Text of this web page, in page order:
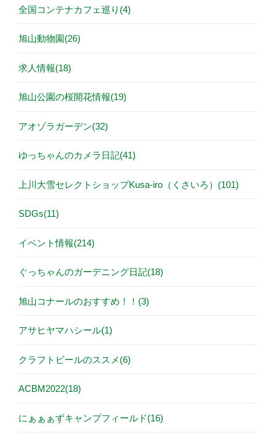
全国コンテナカフェ巡り(4)
旭山動物園(26)
求人情報(18)
旭山公園の桜開花情報(19)
アオゾラガーデン(32)
ゆっちゃんのカメラ日記(41)
上川大雪セレクトショップKusa-iro（くさいろ）(101)
SDGs(11)
イベント情報(214)
ぐっちゃんのガーデニング日記(18)
旭山コナールのおすすめ！！(3)
アサヒヤマハシール(1)
クラフトビールのススメ(6)
ACBM2022(18)
にぁぁぁずキャンプフィールド(16)